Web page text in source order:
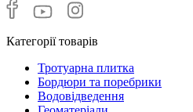
Категорії товарів
Тротуарна плитка
Бордюри та поребрики
Водовідведення